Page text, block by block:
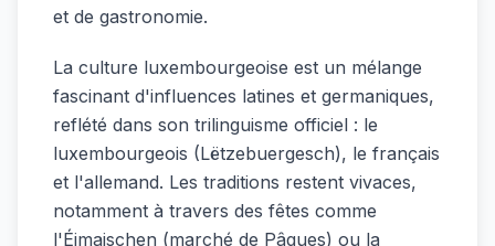
et de gastronomie.
La culture luxembourgeoise est un mélange
fascinant d'influences latines et germaniques,
reflété dans son trilinguisme officiel : le
luxembourgeois (Lëtzebuergesch), le français
et l'allemand. Les traditions restent vivaces,
notamment à travers des fêtes comme
l'Éimaischen (marché de Pâques) ou la